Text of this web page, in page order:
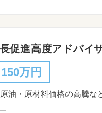
促進高度アドバイ
150万円